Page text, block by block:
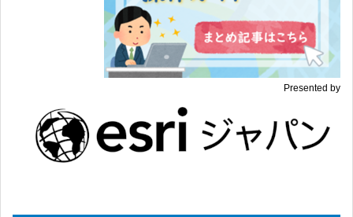
Presented by